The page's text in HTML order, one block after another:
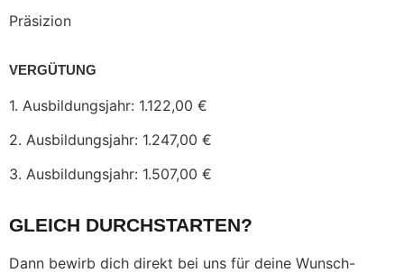
Präsizion
VERGÜTUNG
1. Ausbildungsjahr: 1.122,00 €
2. Ausbildungsjahr: 1.247,00 €
3. Ausbildungsjahr: 1.507,00 €
GLEICH DURCHSTARTEN?
Dann bewirb dich direkt bei uns für deine Wunsch-